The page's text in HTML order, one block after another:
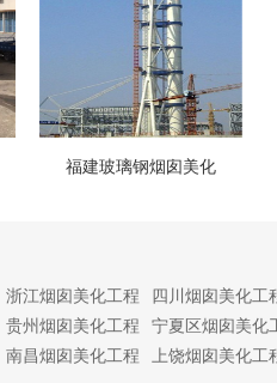
福建玻璃钢烟囱美化
浙江烟囱美化工程 四川烟囱美化工
贵州烟囱美化工程
宁夏区烟囱美化
南昌烟囱美化工程 上饶烟囱美化工